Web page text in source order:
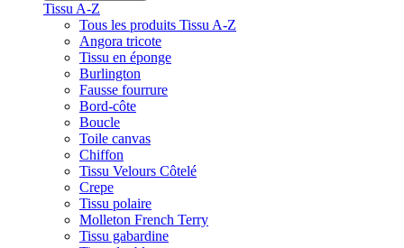
Tissu A-Z
Tous les produits Tissu A-Z
Angora tricote
Tissu en éponge
Burlington
Fausse fourrure
Bord-côte
Boucle
Toile canvas
Chiffon
Tissu Velours Côtelé
Crepe
Tissu polaire
Molleton French Terry
Tissu gabardine